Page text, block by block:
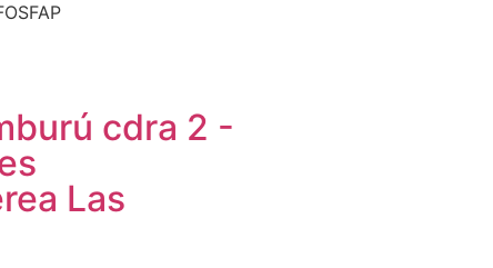
cdra 2 -
Las